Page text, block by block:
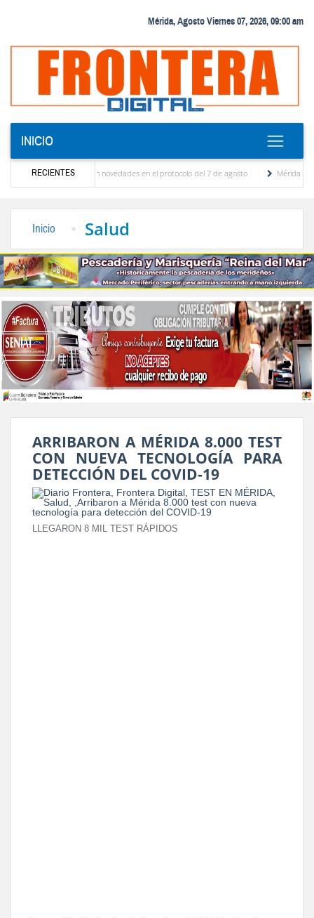
Mérida, Agosto Viernes 07, 2026, 09:00 am
INICIO
RECIENTES
y se conocieron novedades en el protocolo del 7 de agosto
Mérida territorio
Inicio Salud
ARRIBARON A MÉRIDA 8.000 TEST
CON NUEVA TECNOLOGÍA PARA
DETECCIÓN DEL COVID-19
LLEGARON 8 MIL TEST RÁPIDOS